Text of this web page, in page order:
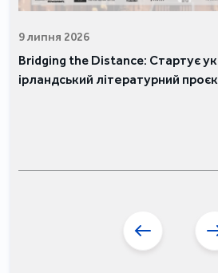
9 липня 2026
Bridging the Distance: Стартує
ірландський літературний